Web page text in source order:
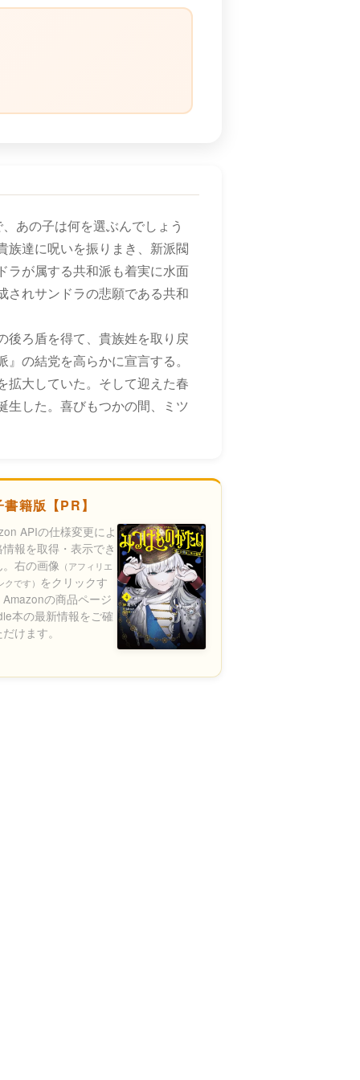
あの子は何を選ぶんでしょう
族達に呪いを振りまき、新派閥
ラが属する共和派も着実に水面
されサンドラの悲願である共和
後ろ盾を得て、貴族姓を取り戻
の結党を高らかに宣言する。
拡大していた。そして迎えた春
生した。喜びもつかの間、ミツ
籍版【PR】
APIの仕様変更によ
報を取得・表示でき
右の画像 （アフィリエ
です） をクリックす
の商品ページ
本の最新情報をご確
けます。